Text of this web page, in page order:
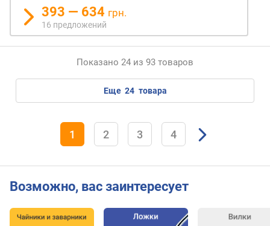
393 — 634 грн.
16 предложений
Показано 24 из 93 товаров
еще 24 товара
1 2 3 4
Возможно, вас заинтересует